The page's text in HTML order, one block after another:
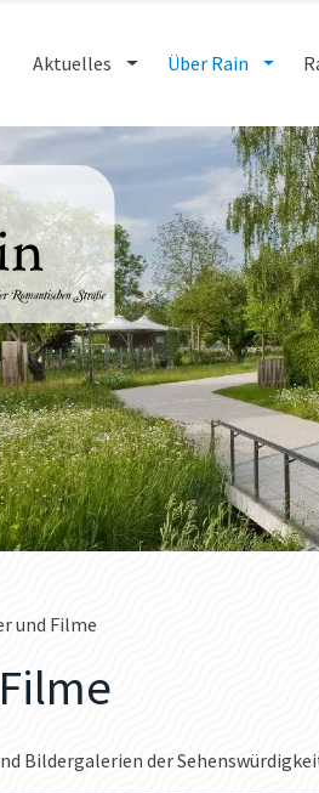
Aktuelles Über Rain
und Filme
Bildergalerien der